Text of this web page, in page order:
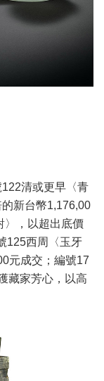
清或更早〈青
新台幣1,176,00
〉，以超出底價
125西周〈玉牙
元成交； 編號17
藏家芳心，以高